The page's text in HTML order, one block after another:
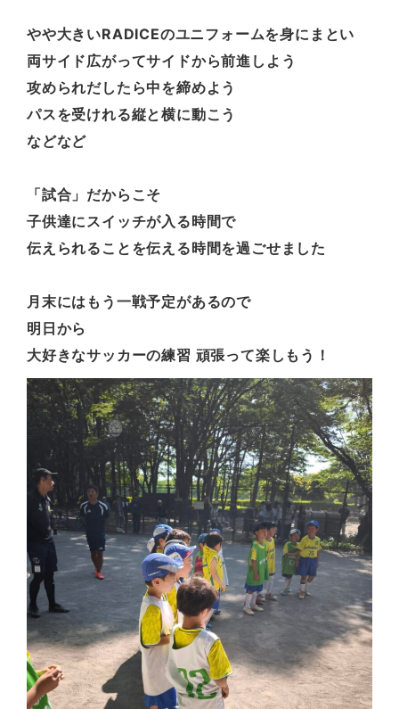
やや大きいRADICEのユニフォームを身にまとい
両サイド広がってサイドから前進しよう
攻められだしたら中を締めよう
パスを受けれる縦と横に動こう
などなど
「試合」だからこそ
子供達にスイッチが入る時間で
伝えられることを伝える時間を過ごせました
月末にはもう一戦予定があるので
明日から
大好きなサッカーの練習 頑張って楽しもう！